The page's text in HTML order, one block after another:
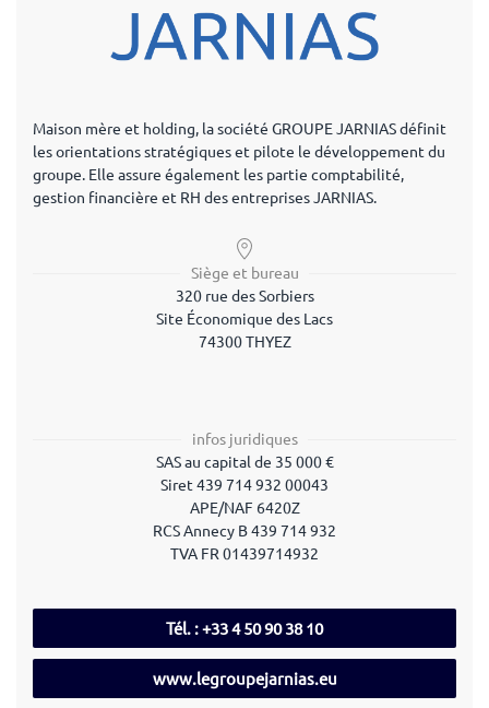
Maison mère et holding, la société GROUPE JARNIAS définit
les orientations stratégiques et pilote le développement du
groupe. Elle assure également les partie comptabilité,
gestion financière et RH des entreprises JARNIAS.
Siège et bureau
320 rue des Sorbiers
Site Économique des Lacs
74300 THYEZ
infos juridiques
SAS au capital de 35 000 €
Siret 439 714 932 00043
APE/NAF 6420Z
RCS Annecy B 439 714 932
TVA FR 01439714932
Tél. : +33 4 50 90 38 10
www.legroupejarnias.eu